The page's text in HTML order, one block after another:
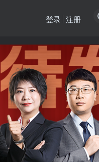
登录 注册